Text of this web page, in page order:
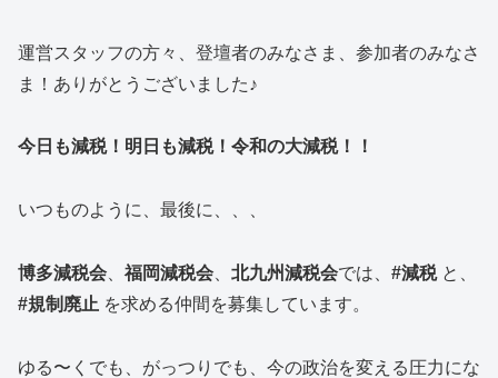
運営スタッフの方々、登壇者のみなさま、参加者のみなさ
ま！ありがとうございました♪
今日も減税！明日も減税！令和の大減税！！
いつものように、最後に、、、
博多減税会 福岡減税会 北九州減税会では、 #減税 と、
#規制廃止 を求める仲間を募集しています。
ゆる〜くでも、がっつりでも、今の政治を変える圧力にな